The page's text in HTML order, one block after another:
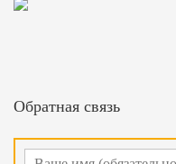
Обратная связь